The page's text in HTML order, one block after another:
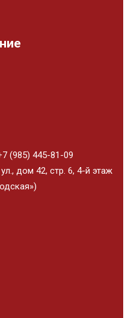
(985) 445-81-09
дом 42, стр. 6, 4-й этаж